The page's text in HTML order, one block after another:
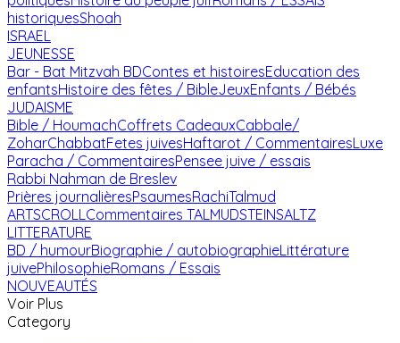
historiquesShoah
ISRAEL
JEUNESSE
Bar - Bat Mitzvah BDContes et histoiresEducation des
enfantsHistoire des fêtes / BibleJeuxEnfants / Bébés
JUDAISME
Bible / HoumachCoffrets CadeauxCabbale/
ZoharChabbatFetes juivesHaftarot / CommentairesLuxe
Paracha / CommentairesPensee juive / essais
Rabbi Nahman de Breslev
Prières journalièresPsaumesRachiTalmud
ARTSCROLL Commentaires TALMUDSTEINSALTZ
LITTERATURE
BD / humourBiographie / autobiographieLittérature
juivePhilosophieRomans / Essais
NOUVEAUTÉS
Voir Plus
Category